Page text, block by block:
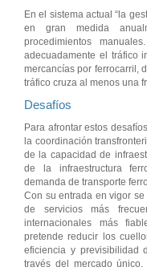
En el sistema actual “la
en gran medida
procedimientos
adecuadamente el tráfico
mercancías por ferrocarril,
tráfico cruza al menos una
Desafíos
Para afrontar estos
la coordinación
de la capacidad de
de la infraestructura
demanda de transporte
Con su entrada en vigor
de servicios más
internacionales más
pretende reducir los
eficiencia y previsibilidad
través del mercado